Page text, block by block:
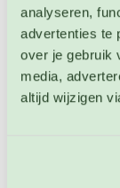
analyseren,
advertenties te
over je gebruik
media,
altijd wijzigen